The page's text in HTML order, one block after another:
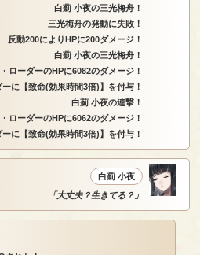
白薊 小夜の三光梅舟！
三光梅舟の発動に失敗！
反動200によりHPに200ダメージ！
白薊 小夜の三光梅舟！
ローダーのHPに6082のダメージ！
に【致命(効果時間3倍)】を付与！
白薊 小夜の連撃！
ローダーのHPに6062のダメージ！
に【致命(効果時間3倍)】を付与！
白薊 小夜
「大丈夫？生きてる？」